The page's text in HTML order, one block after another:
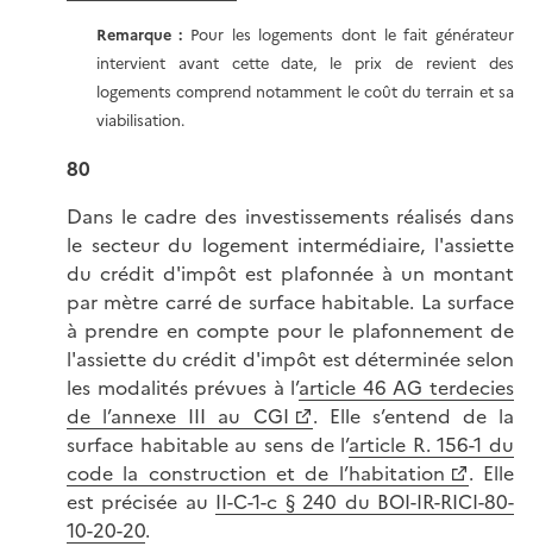
Remarque : Pour les logements dont le fait générateur
intervient avant cette date, le prix de revient des
logements comprend notamment le coût du terrain et sa
viabilisation.
80
Dans le cadre des investissements réalisés dans
le secteur du logement intermédiaire, l'assiette
du crédit d'impôt est plafonnée à un montant
par mètre carré de surface habitable. La surface
à prendre en compte pour le plafonnement de
l'assiette du crédit d'impôt est déterminée selon
les modalités prévues à l’article 46 AG terdecies
de l’annexe III au CGI
. Elle s’entend de la
surface habitable au sens de l’article R. 156-1 du
code la construction et de l’habitation
. Elle
est précisée au II-C-1-c § 240 du BOI-IR-RICI-80-
10-20-20.